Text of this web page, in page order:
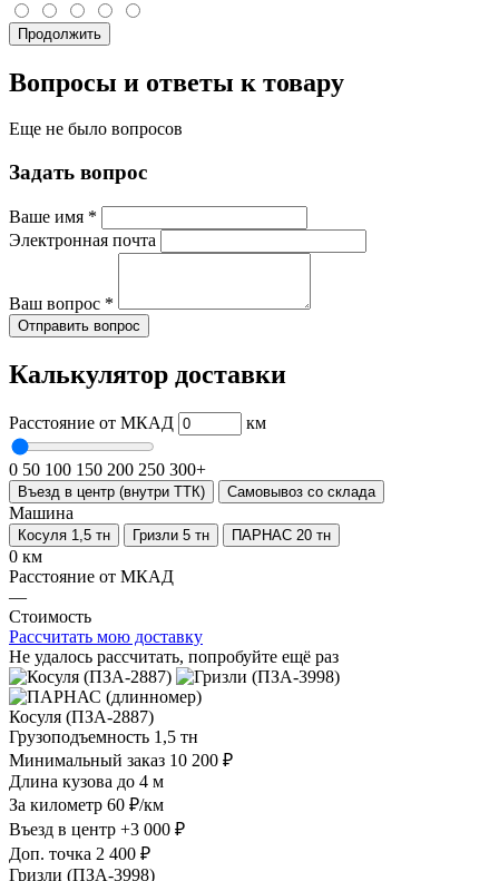
Продолжить
Вопросы и ответы к товару
Еще не было вопросов
Задать вопрос
Ваше имя *
Электронная почта
Ваш вопрос *
Отправить вопрос
Калькулятор доставки
Расстояние от МКАД км
0 50 100 150 200 250 300+
Въезд в центр (внутри ТТК) Самовывоз со склада
Машина
Косуля 1,5 тн Гризли 5 тн ПАРНАС 20 тн
0 км
Расстояние от МКАД
—
Стоимость
Рассчитать мою доставку
Не удалось рассчитать, попробуйте ещё раз
Косуля (ПЗА-2887)
Грузоподъемность 1,5 тн
Минимальный заказ 10 200 ₽
Длина кузова до 4 м
За километр 60 ₽/км
Въезд в центр +3 000 ₽
Доп. точка 2 400 ₽
Гризли (ПЗА-3998)